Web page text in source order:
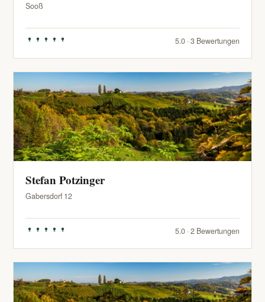
Sooß
5.0 · 3 Bewertungen
Stefan Potzinger
Gabersdorf 12
5.0 · 2 Bewertungen